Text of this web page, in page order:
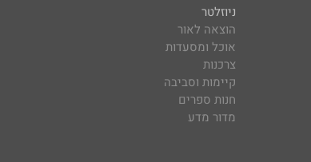
ניוזלטר
הוצאה לאור
אוכל ומסעדות
צרכנות
קיימות וסביבה
חנות ספרים
מדור מדע